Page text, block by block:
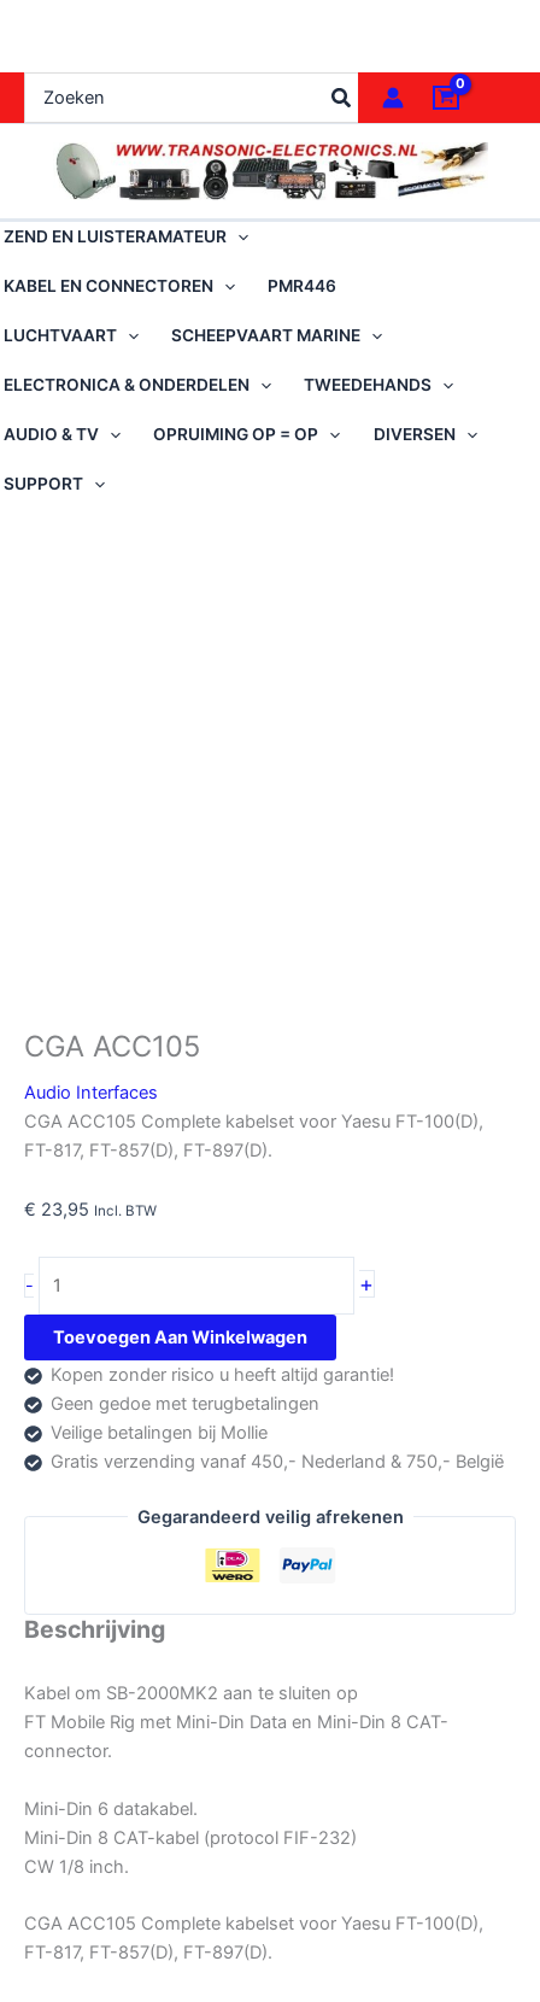
de
inhoud
naar:
ZEND EN LUISTERAMATEUR
KABEL EN CONNECTOREN PMR446
LUCHTVAART SCHEEPVAART MARINE
ELECTRONICA & ONDERDELEN TWEEDEHANDS
AUDIO & TV OPRUIMING OP = OP DIVERSEN
SUPPORT
CGA ACC105
Audio Interfaces
CGA ACC105 Complete kabelset voor Yaesu FT-100(D),
FT-817, FT-857(D), FT-897(D).
€ 23,95 Incl. BTW
-
ACC105
aantal
+
Toevoegen Aan Winkelwagen
Kopen zonder risico u heeft altijd garantie!
Geen gedoe met terugbetalingen
Veilige betalingen bij Mollie
Gratis verzending vanaf 450,- Nederland & 750,- België
Gegarandeerd veilig afrekenen
Beschrijving
Kabel om SB-2000MK2 aan te sluiten op
FT Mobile Rig met Mini-Din Data en Mini-Din 8 CAT-
connector.
Mini-Din 6 datakabel.
Mini-Din 8 CAT-kabel (protocol FIF-232)
CW 1/8 inch.
CGA ACC105 Complete kabelset voor Yaesu FT-100(D),
FT-817, FT-857(D), FT-897(D).